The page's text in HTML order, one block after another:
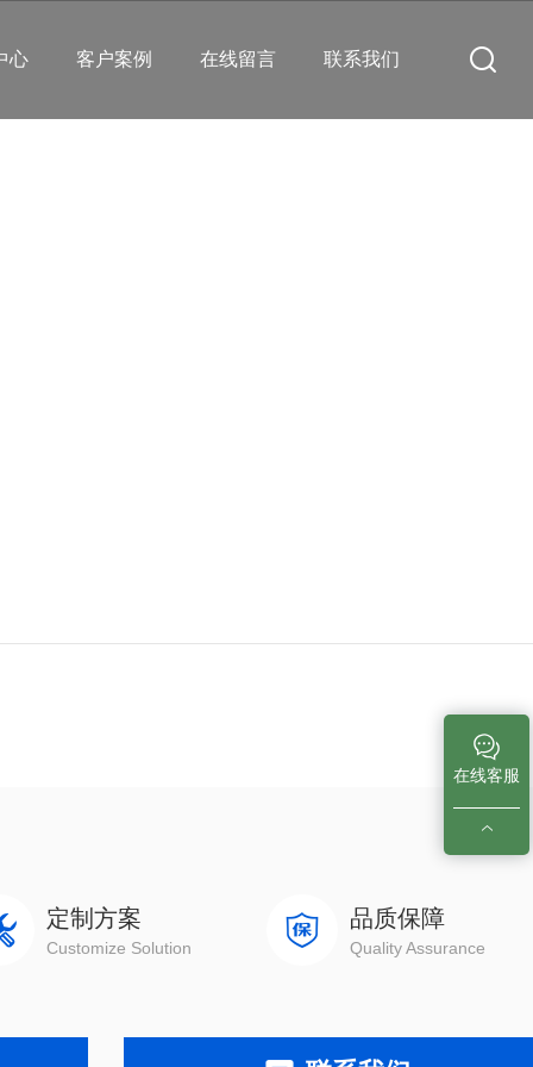
心 客户案例 在线留言 联系我们
定制方案
Customize Solution
品质保障
Quality Assurance
在线客服